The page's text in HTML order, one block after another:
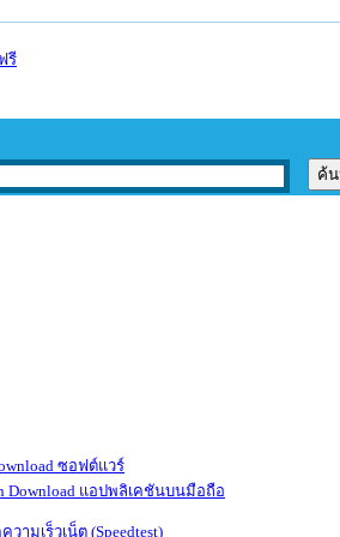
ซอฟต์แวร์
แอปพลิเคชันบนมือถือ
วามเร็วเน็ต (Speedtest)